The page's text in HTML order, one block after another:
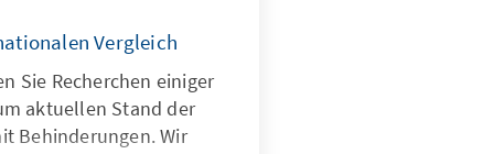
Vergleich
Sie Recherchen einiger
aktuellen Stand der
Behinderungen. Wir